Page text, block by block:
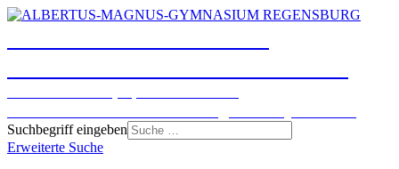
Suchbegriff eingeben
Erweiterte Suche